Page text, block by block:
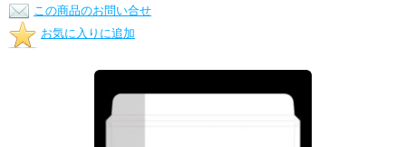
この商品のお問い合せ
お気に入りに追加